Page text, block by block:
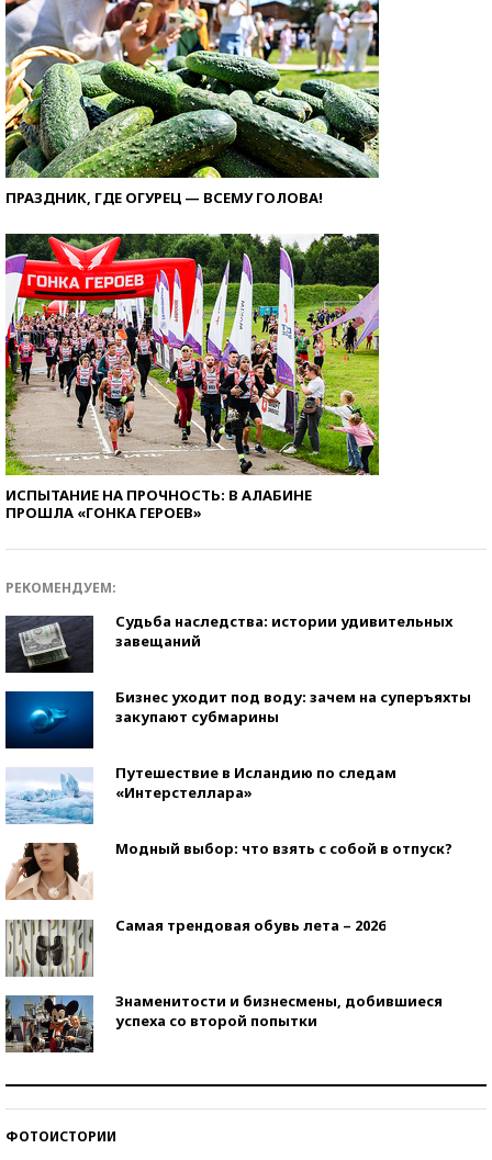
ПРАЗДНИК, ГДЕ ОГУРЕЦ — ВСЕМУ ГОЛОВА!
ИСПЫТАНИЕ НА ПРОЧНОСТЬ: В АЛАБИНЕ
ПРОШЛА «ГОНКА ГЕРОЕВ»
РЕКОМЕНДУЕМ:
Судьба наследства: истории удивительных
завещаний
Бизнес уходит под воду: зачем на суперъяхты
закупают субмарины
Путешествие в Исландию по следам
«Интерстеллара»
Модный выбор: что взять с собой в отпуск?
Самая трендовая обувь лета – 2026
Знаменитости и бизнесмены, добившиеся
успеха со второй попытки
ФОТОИСТОРИИ